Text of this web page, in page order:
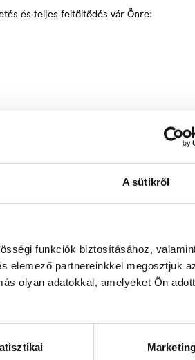
A sütikről
funkciók biztosításához,
elemező partnereinkkel megosztjuk
olyan adatokkal, amelyeket Ön
és teljes feltöltődés vár Önre:
ha mégis rá kellene pillantani az e-